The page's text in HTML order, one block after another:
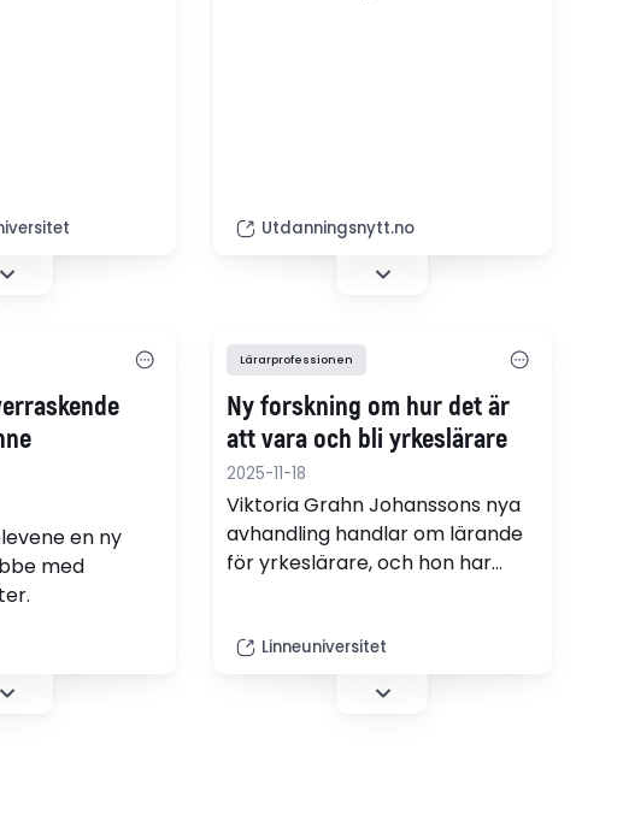
och
i
Utdanningsnytt.no
en ny
med
Lärarprofessionen
Ny forskning om hur det är
att vara och bli yrkeslärare
2025-11-18
Viktoria Grahn Johanssons nya
avhandling handlar om lärande
för yrkeslärare, och hon har
Linneuniversitet